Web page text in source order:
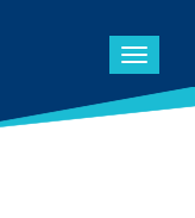
Toggle